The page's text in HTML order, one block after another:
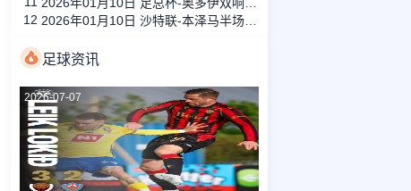
12
足球资讯
2026-07-07